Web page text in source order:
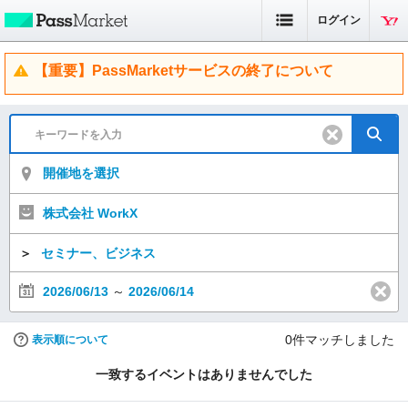
ログイン
【重要】PassMarketサービスの終了について
開催地を選択
株式会社 WorkX
＞ セミナー、ビジネス
2026/06/13 ～ 2026/06/14
表示順について 0件マッチしました
一致するイベントはありませんでした